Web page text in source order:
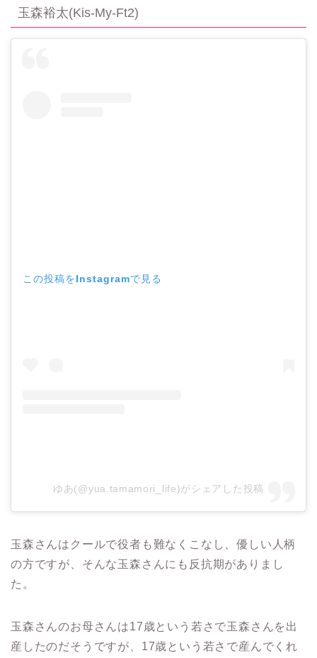
玉森裕太(Kis-My-Ft2)
この投稿をInstagramで見る
ゆあ(@yua.tamamori_life)がシェアした投稿
玉森さんはクールで役者も難なくこなし、優しい人柄
の方ですが、そんな玉森さんにも反抗期がありまし
た。
玉森さんのお母さんは17歳という若さで玉森さんを出
産したのだそうですが、 17歳という若さで産んでくれ